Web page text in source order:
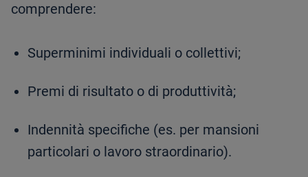
comprendere:
Superminimi individuali o collettivi;
Premi di risultato o di produttività;
Indennità specifiche (es. per mansioni
particolari o lavoro straordinario).